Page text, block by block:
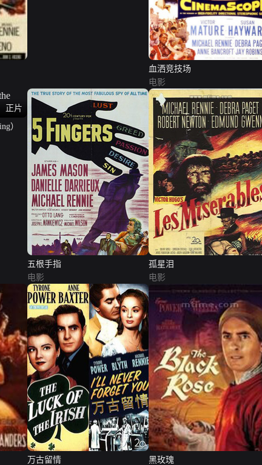
血洒竞技场
电影
正片
）
五根手指
电影
孤星泪
电影
万古留情
黑玫瑰